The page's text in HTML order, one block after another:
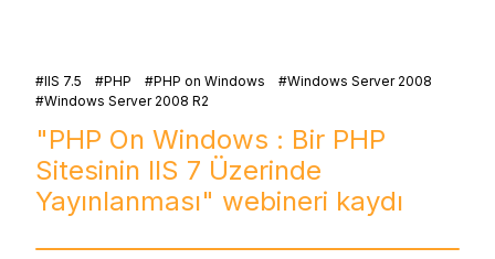
IIS 7.5 PHP PHP on Windows
Windows Server 2008
Windows Server 2008 R2
"PHP On Windows : Bir PHP
Sitesinin IIS 7 Üzerinde
Yayınlanması" webineri kaydı